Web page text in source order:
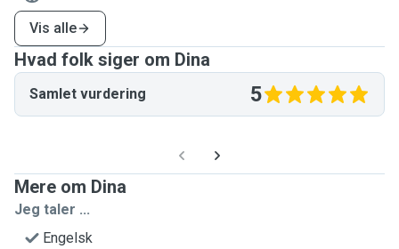
Vis alle
Hvad folk siger om Dina
Samlet vurdering 5
Mere om Dina
Jeg taler ...
Engelsk